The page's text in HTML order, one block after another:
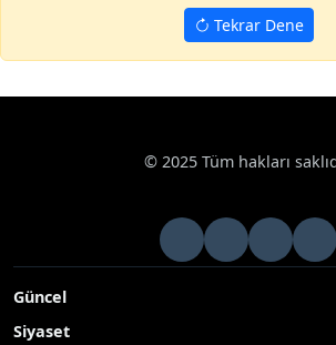
Tekrar Dene
© 2025 Tüm hakları
Güncel
Siyaset